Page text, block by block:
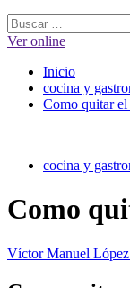
Buscar:
Ver online
Inicio
cocina y
Como quitar el
cocina y
Como
Víctor Manuel López